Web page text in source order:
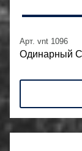
Арт. vnt 1096
Одинарный